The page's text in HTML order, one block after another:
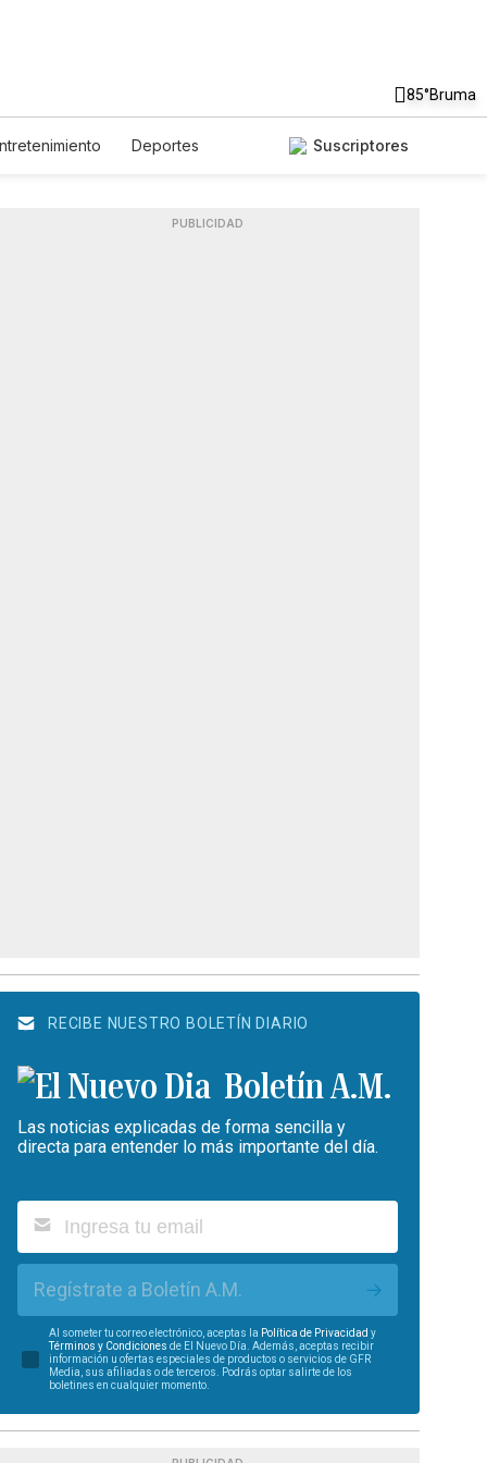
85°Bruma
Deportes
Suscriptores
PUBLICIDAD
RECIBE NUESTRO BOLETÍN DIARIO
Boletín A.M.
Las noticias explicadas de forma sencilla y
directa para entender lo más importante del día.
Regístrate a Boletín A.M.
Al someter tu correo electrónico, aceptas la Política de Privacidad y
Términos y Condiciones de El Nuevo Día. Además, aceptas recibir
información u ofertas especiales de productos o servicios de GFR
Media, sus afiliadas o de terceros. Podrás optar salirte de los
boletines en cualquier momento.